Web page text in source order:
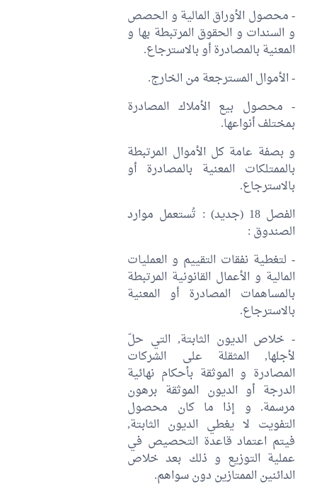
- محصول الأوراق المالية و الحصص
و السندات و الحقوق المرتبطة بها و
المعنية بالمصادرة أو بالاسترجاع.
- الأموال المسترجعة من الخارج.
- محصول بيع الأملاك المصادرة
بمختلف أنواعها.
و بصفة عامة كل الأموال المرتبطة
بالممتلكات المعنية بالمصادرة أو
بالاسترجاع.
الفصل 18 (جديد) : تُستعمل موارد
الصندوق :
- لتغطية نفقات التقييم و العمليات
المالية و الأعمال القانونية المرتبطة
بالمساهمات المصادرة أو المعنية
بالاسترجاع.
- خلاص الديون الثابتة, التي حلّ
لأجلها, المثقلة على الشركات
المصادرة و الموثقة بأحكام نهائية
الدرجة أو الديون الموثقة برهون
مرسمة. و إذا ما كان محصول
التفويت لا يغطي الديون الثابتة,
فيتم اعتماد قاعدة التحصيص في
عملية التوزيع و ذلك بعد خلاص
الدائنين الممتازين دون سواهم.